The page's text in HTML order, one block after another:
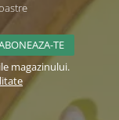
magazinului.